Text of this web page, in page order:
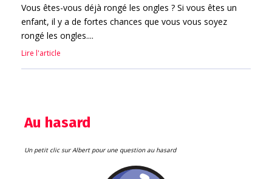
Vous êtes-vous déjà rongé les ongles ? Si vous êtes un
enfant, il y a de fortes chances que vous vous soyez
rongé les ongles....
Lire l'article
Au hasard
Un petit clic sur Albert pour une question au hasard